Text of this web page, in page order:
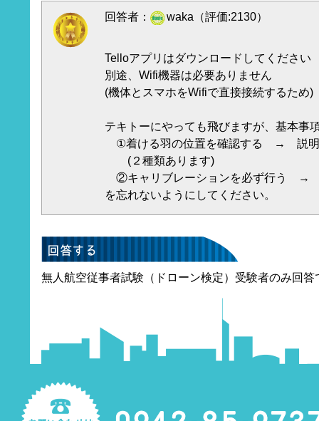
回答者： waka（評価:2130）
Telloアプリはダウンロードしてください
別途、Wifi機器は必要ありません
(機体とスマホをWifiで直接接続するため)
テキトーにやっても飛びますが、基本事
①着ける羽の位置を確認する → 説明
(２種類あります)
②キャリブレーションを必ず行う →
を忘れないようにしてください。
無人航空従事者試験（ドローン検定）受験者のみ回答